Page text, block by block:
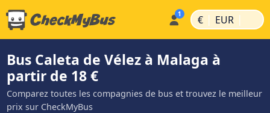
€ | EUR |
Bus Caleta de Vélez à Malaga à
partir de 18 €
Comparez toutes les compagnies de bus et trouvez le meilleur
prix sur CheckMyBus